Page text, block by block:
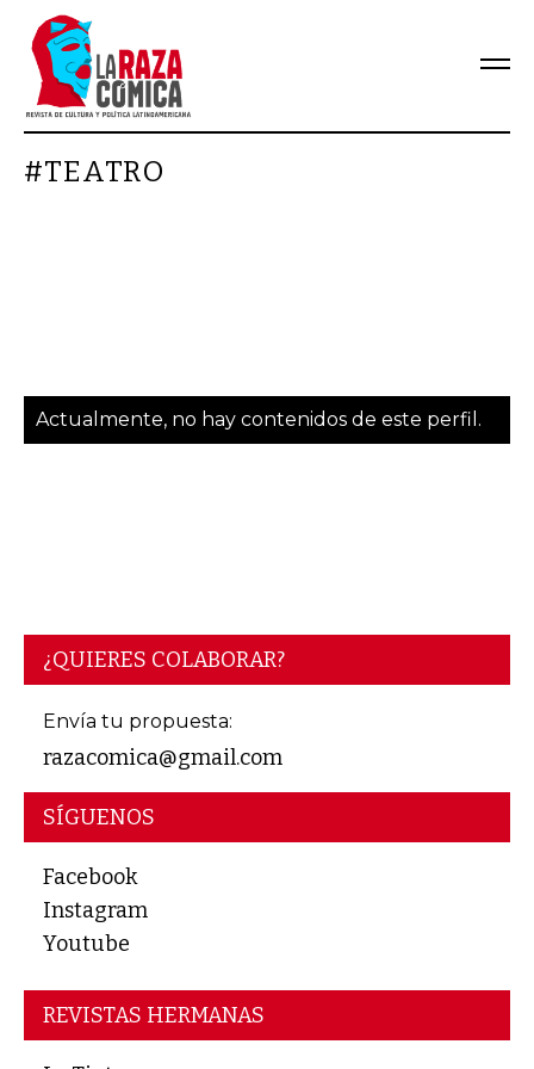
#TEATRO
Actualmente, no hay contenidos de este perfil.
¿QUIERES COLABORAR?
Envía tu propuesta:
razacomica@gmail.com
SÍGUENOS
Facebook
Instagram
Youtube
REVISTAS HERMANAS